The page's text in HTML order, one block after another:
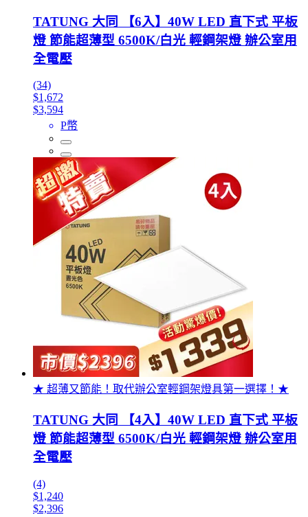
TATUNG 大同 【6入】40W LED 直下式 平板
燈 節能超薄型 6500K/白光 輕鋼架燈 辦公室用
全電壓
(34)
$1,672
$3,594
P幣
★ 超薄又節能！取代辦公室輕鋼架燈具第一選擇！★
TATUNG 大同 【4入】40W LED 直下式 平板
燈 節能超薄型 6500K/白光 輕鋼架燈 辦公室用
全電壓
(4)
$1,240
$2,396